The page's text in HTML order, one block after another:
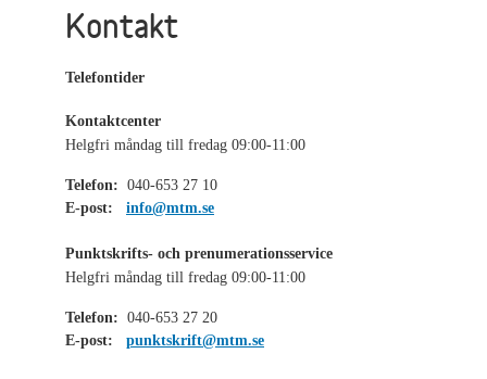
Kontakt
Telefontider
Kontaktcenter
Helgfri måndag till fredag 09:00-11:00
Telefon: 040-653 27 10
E-post:
info@mtm.se
Punktskrifts- och prenumerationsservice
Helgfri måndag till fredag 09:00-11:00
Telefon: 040-653 27 20
E-post:
punktskrift@mtm.se